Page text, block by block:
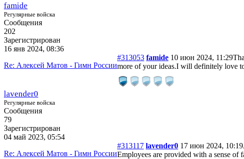
famide
Регулярные войска
Сообщения
202
Зарегистрирован
16 янв 2024, 08:36
Re: Алексей Матов - Гимн России
#313053 famide 10 июн 2024, 11:29
more of your ideas.I will definitely love
lavender0
Регулярные войска
Сообщения
79
Зарегистрирован
04 май 2023, 05:54
Re: Алексей Матов - Гимн России
#313117 lavender0 17 июн 2024, 10:19
Employees are provided with a sense of